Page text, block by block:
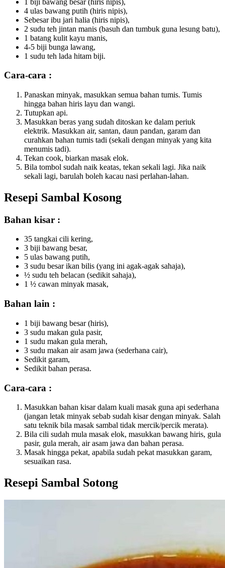
4 ulas bawang putih (hiris nipis),
Sebesar ibu jari halia (hiris nipis),
2 sudu teh jintan manis (basuh dan tumbuk guna lesung batu),
1 batang kulit kayu manis,
4-5 biji bunga lawang,
1 sudu teh lada hitam biji.
Cara-cara :
Panaskan minyak, masukkan semua bahan tumis. Tumis
hingga bahan hiris layu dan wangi.
Tutupkan api.
Masukkan beras yang sudah ditoskan ke dalam periuk
elektrik. Masukkan air, santan, daun pandan, garam dan
curahkan bahan tumis tadi (sekali dengan minyak yang kita
menumis tadi).
Tekan cook, biarkan masak elok.
Bila tombol sudah naik keatas, tekan sekali lagi. Jika naik
sekali lagi, barulah boleh kacau nasi perlahan-lahan.
Resepi Sambal Kosong
Bahan kisar :
35 tangkai cili kering,
3 biji bawang besar,
5 ulas bawang putih,
3 sudu besar ikan bilis (yang ini agak-agak sahaja),
½ sudu teh belacan (sedikit sahaja),
1 ½ cawan minyak masak,
Bahan lain :
1 biji bawang besar (hiris),
3 sudu makan gula pasir,
1 sudu makan gula merah,
3 sudu makan air asam jawa (sederhana cair),
Sedikit garam,
Sedikit bahan perasa.
Cara-cara :
Masukkan bahan kisar dalam kuali masak guna api sederhana
(jangan letak minyak sebab sudah kisar dengan minyak. Salah
satu teknik bila masak sambal tidak mercik/percik merata).
Bila cili sudah mula masak elok, masukkan bawang hiris, gula
pasir, gula merah, air asam jawa dan bahan perasa.
Masak hingga pekat, apabila sudah pekat masukkan garam,
sesuaikan rasa.
Resepi Sambal Sotong